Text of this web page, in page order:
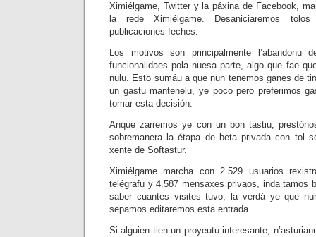
Ximiélgame, Twitter y la páxina de Facebook,
la rede Ximiélgame. Desaniciaremos
publicaciones feches.
Los motivos son principalmente l’abandonu
funcionalidaes pola nuesa parte, algo que fae
nulu. Esto sumáu a que nun tenemos ganes de
un gastu mantenelu, ye poco pero preferimos
tomar esta decisión.
Anque zarremos ye con un bon tastiu,
sobremanera la étapa de beta privada con tol
xente de Softastur.
Ximiélgame marcha con 2.529 usuarios
telégrafu y 4.587 mensaxes privaos, inda tamos
saber cuantes visites tuvo, la verdá ye que
sepamos editaremos esta entrada.
Si alguien tien un proyeutu interesante,